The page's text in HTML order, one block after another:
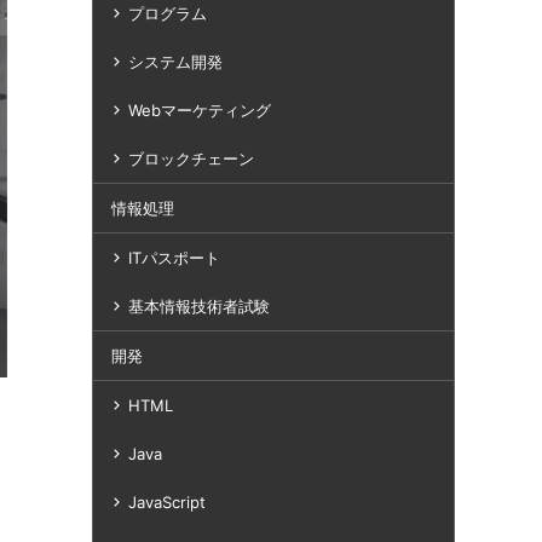
プログラム
システム開発
Webマーケティング
ブロックチェーン
情報処理
ITパスポート
基本情報技術者試験
開発
HTML
Java
JavaScript